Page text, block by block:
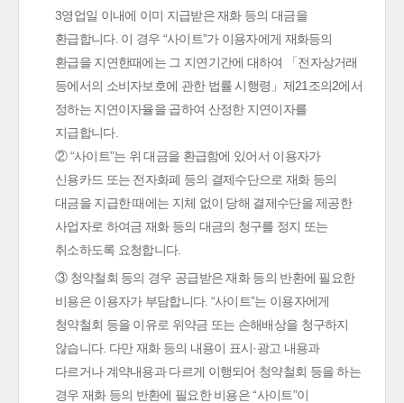
3영업일 이내에 이미 지급받은 재화 등의 대금을
환급합니다. 이 경우 “사이트”가 이용자에게 재화등의
환급을 지연한때에는 그 지연기간에 대하여 「전자상거래
등에서의 소비자보호에 관한 법률 시행령」제21조의2에서
정하는 지연이자율을 곱하여 산정한 지연이자를
지급합니다.
② “사이트”는 위 대금을 환급함에 있어서 이용자가
신용카드 또는 전자화폐 등의 결제수단으로 재화 등의
대금을 지급한 때에는 지체 없이 당해 결제수단을 제공한
사업자로 하여금 재화 등의 대금의 청구를 정지 또는
취소하도록 요청합니다.
③ 청약철회 등의 경우 공급받은 재화 등의 반환에 필요한
비용은 이용자가 부담합니다. “사이트”는 이용자에게
청약철회 등을 이유로 위약금 또는 손해배상을 청구하지
않습니다. 다만 재화 등의 내용이 표시·광고 내용과
다르거나 계약내용과 다르게 이행되어 청약철회 등을 하는
경우 재화 등의 반환에 필요한 비용은 “사이트”이